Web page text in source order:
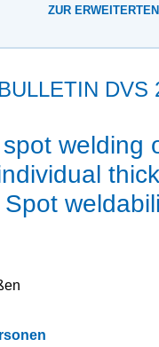
ZUR
DVS
welding